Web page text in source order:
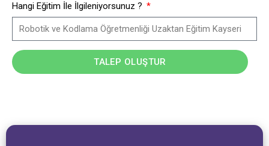
Hangi Eğitim İle İlgileniyorsunuz ?
TALEP OLUŞTUR